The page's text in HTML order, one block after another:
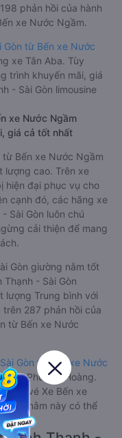
phản hồi của hành
xe Nước Ngầm.
Gòn từ Bến xe Nước
xe Tân Aba. Tùy
trình khuyến mãi, giá
- Sài Gòn limousine
xe Nước Ngầm
giá cả tốt nhất
từ Bến xe Nước Ngầm
lượng cao. Trên xe
hiện đại phục vụ cho
cạnh đó, các hãng xe
Sài Gòn luôn chú
cải thiện để mang
Gòn giường nằm tốt
- Sài Gòn
lượng Trung bình với
287 phản hồi của
từ Bến xe Nước
Gòn từ Bến xe Nước
xe Phượng Hoàng.
giá vé Xe Bến xe
nằm này có thể